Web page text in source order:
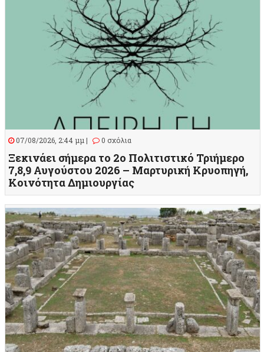
07/08/2026, 2:44 μμ | 0 σχόλια
Ξεκινάει σήμερα το 2ο Πολιτιστικό Τριήμερο
7,8,9 Αυγούστου 2026 – Μαρτυρική Κρυοπηγή,
Κοινότητα Δημιουργίας